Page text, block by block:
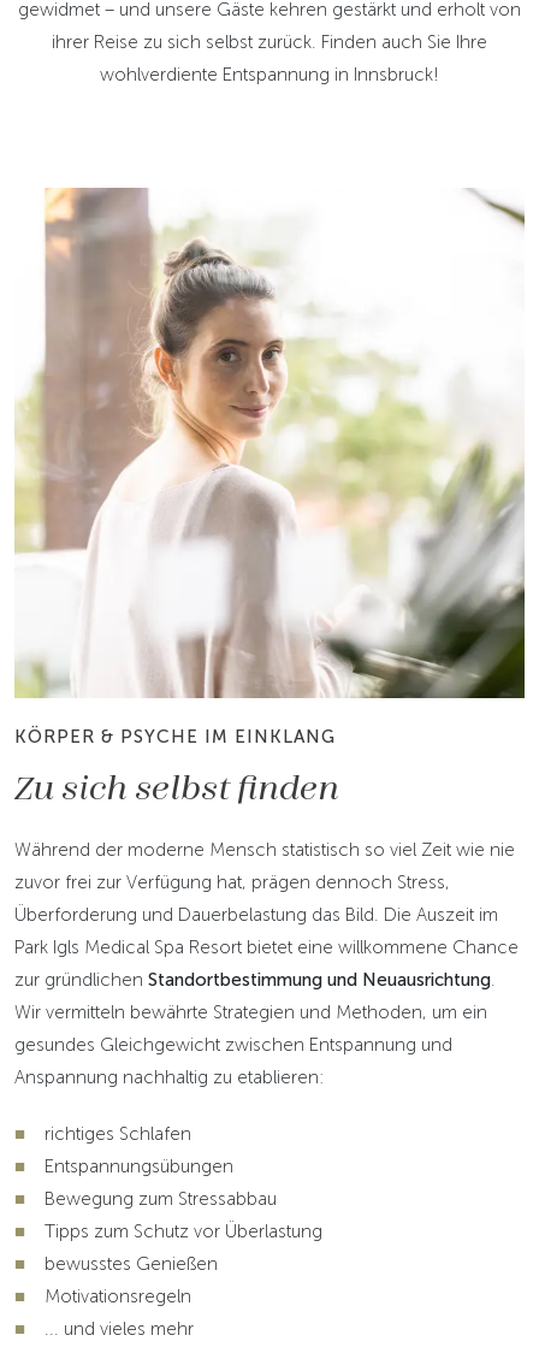
gewidmet – und unsere Gäste kehren gestärkt und erholt von
ihrer Reise zu sich selbst zurück. Finden auch Sie Ihre
wohlverdiente Entspannung in Innsbruck!
KÖRPER & PSYCHE IM EINKLANG
Zu sich selbst finden
Während der moderne Mensch statistisch so viel Zeit wie nie
zuvor frei zur Verfügung hat, prägen dennoch Stress,
Überforderung und Dauerbelastung das Bild. Die Auszeit im
Park Igls Medical Spa Resort bietet eine willkommene Chance
zur gründlichen Standortbestimmung und Neuausrichtung.
Wir vermitteln bewährte Strategien und Methoden, um ein
gesundes Gleichgewicht zwischen Entspannung und
Anspannung nachhaltig zu etablieren:
richtiges Schlafen
Entspannungsübungen
Bewegung zum Stressabbau
Tipps zum Schutz vor Überlastung
bewusstes Genießen
Motivationsregeln
... und vieles mehr